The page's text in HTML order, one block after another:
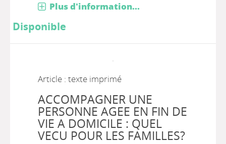
Plus d'information...
Disponible
Article : texte imprimé
ACCOMPAGNER UNE
PERSONNE AGEE EN FIN DE
VIE A DOMICILE : QUEL
VECU POUR LES FAMILLES?